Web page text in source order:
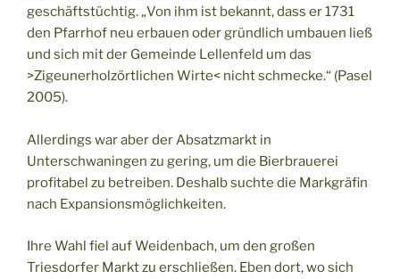
geschäftstüchtig. „Von ihm ist bekannt, dass er 1731
den Pfarrhof neu erbauen oder gründlich umbauen ließ
und sich mit der Gemeinde Lellenfeld um das
>Zigeunerholzörtlichen Wirte< nicht schmecke.“ (Pasel
2005).
Allerdings war aber der Absatzmarkt in
Unterschwaningen zu gering, um die Bierbrauerei
profitabel zu betreiben. Deshalb suchte die Markgräfin
nach Expansionsmöglichkeiten.
Ihre Wahl fiel auf Weidenbach, um den großen
Triesdorfer Markt zu erschließen. Eben dort, wo sich